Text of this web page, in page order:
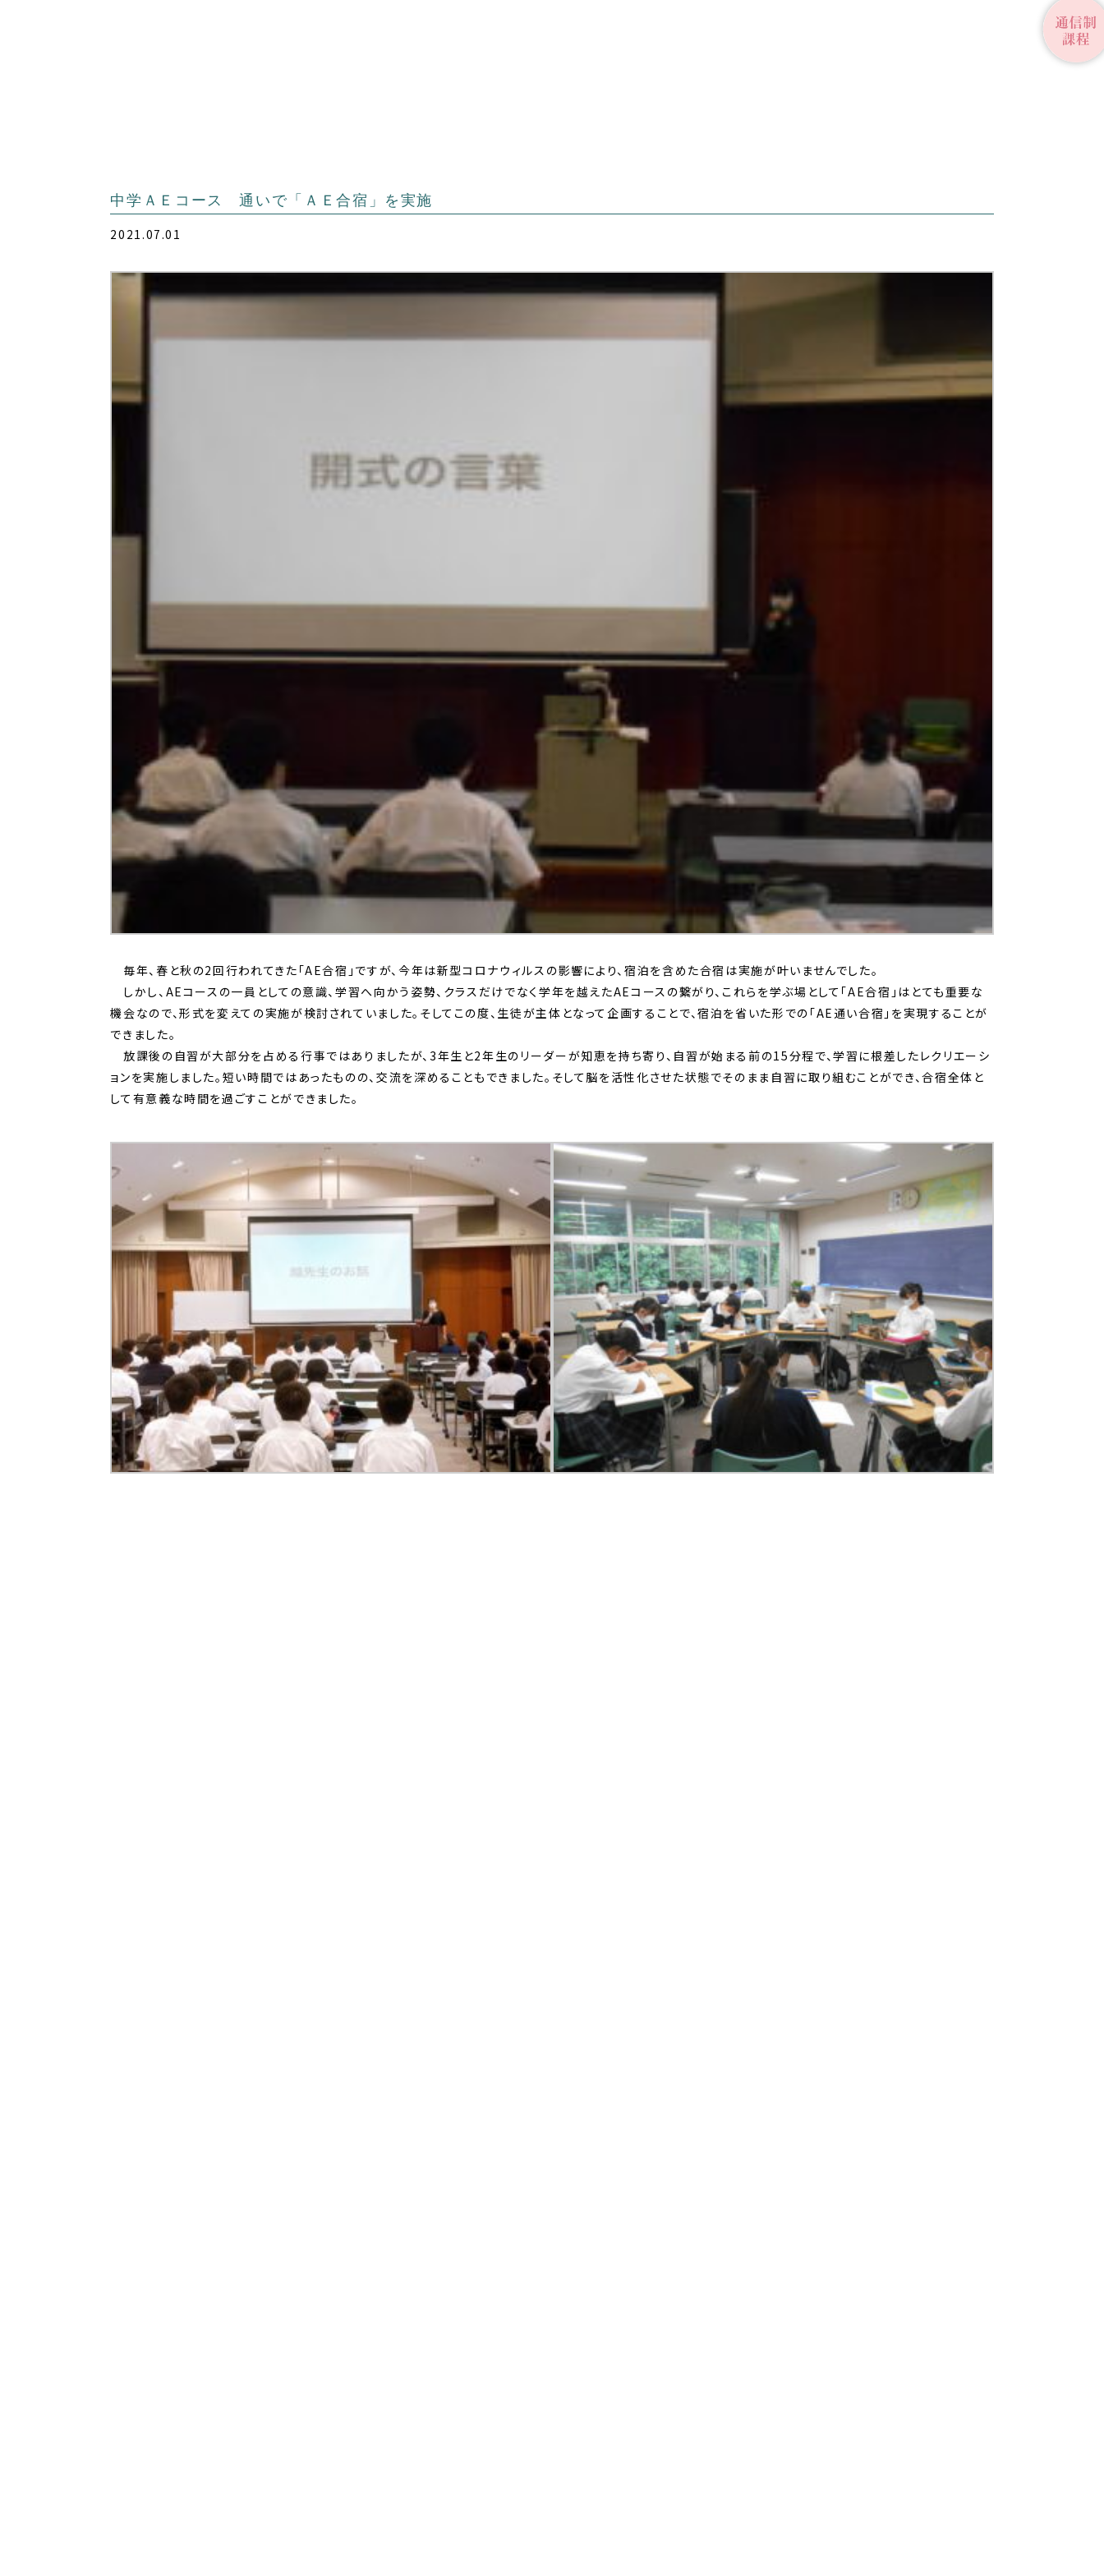
中学ＡＥコース 通いで「ＡＥ合宿」を実施
2021.07.01
毎年、春と秋の2回行われてきた「AE合宿」ですが、今年は新型コロナウィルスの影響により、宿泊を含めた合宿は実施が叶いませんでした。
しかし、AEコースの一員としての意識、学習へ向かう姿勢、クラスだけでなく学年を越えたAEコースの繋がり、これらを学ぶ場として「AE合宿」はとても重要な
機会なので、形式を変えての実施が検討されていました。そしてこの度、生徒が主体となって企画することで、宿泊を省いた形での「AE通い合宿」を実現することが
できました。
放課後の自習が大部分を占める行事ではありましたが、3年生と2年生のリーダーが知恵を持ち寄り、自習が始まる前の15分程で、学習に根差したレクリエーシ
ョンを実施しました。短い時間ではあったものの、交流を深めることもできました。そして脳を活性化させた状態でそのまま自習に取り組むことができ、合宿全体と
して有意義な時間を過ごすことができました。